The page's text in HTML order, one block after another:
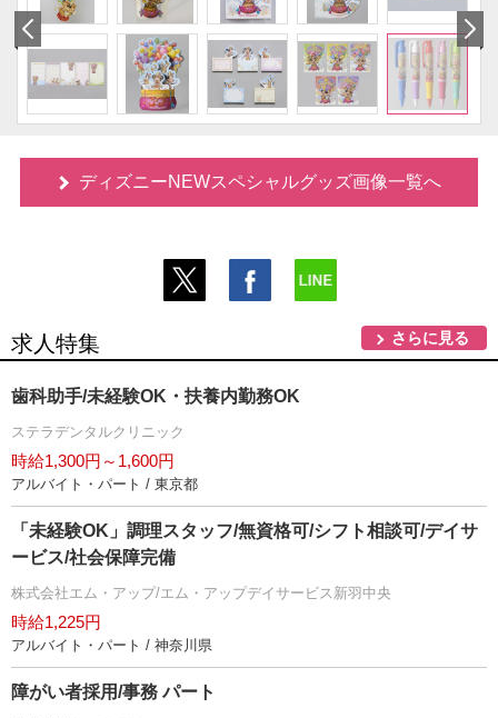
ディズニーNEWスペシャルグッズ画像一覧へ
求人特集 さらに見る
歯科助手/未経験OK・扶養内勤務OK
ステラデンタルクリニック
時給1,300円～1,600円
アルバイト・パート / 東京都
「未経験OK」調理スタッフ/無資格可/シフト相談可/デイサ
ービス/社会保障完備
株式会社エム・アップ/エム・アップデイサービス新羽中央
時給1,225円
アルバイト・パート / 神奈川県
障がい者採用/事務 パート